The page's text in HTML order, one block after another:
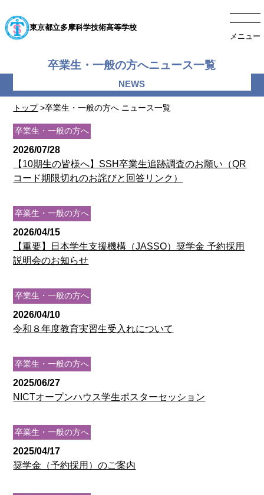
東京都立多摩科学技術高等学校
メニュー
トップ>卒業生・一般の方へ ニュース一覧
卒業生・一般の方へニュース一覧
卒業生・一般の方へ
2026/07/28
【10期生の皆様へ】SSH卒業生追跡調査のお願い（QR
コード期限切れのお詫びと回答リンク）
卒業生・一般の方へ
2026/04/15
【重要】日本学生支援機構（JASSO）奨学金 予約採用
説明会のお知らせ
卒業生・一般の方へ
2026/04/10
令和８年度教育実習生受入れについて
卒業生・一般の方へ
2025/06/27
NICTオープンハウス学生ポスターセッション
卒業生・一般の方へ
2025/04/17
奨学金（予約採用）のご案内